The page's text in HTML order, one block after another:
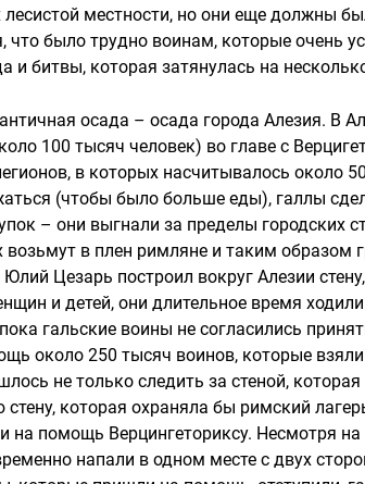
лесистой местности, но они еще должны
что было трудно воинам, которые очень
и битвы, которая затянулась на
осада – осада города Алезия. В
100 тысяч человек) во главе с
в которых насчитывалось около
(чтобы было больше еды), галлы
– они выгнали за пределы городских
возьмут в плен римляне и таким образом
Цезарь построил вокруг Алезии
и детей, они длительное время
гальские воины не согласились
около 250 тысяч воинов, которые взяли
не только следить за стеной,
которая охраняла бы римский
на помощь Верцингеториксу. Несмотря на
напали в одном месте с двух